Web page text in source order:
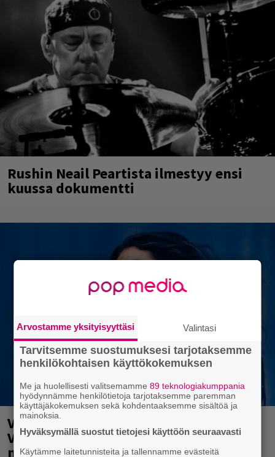
Rushin Neail Peartista ilmestyy ensi
kuussa dokumentti
Valtava Yle 100 vuotta -tapahtuma
Veikkaus Arenalla syyskuussa – muista
myös metalliklassikot-konsertti
Arvostamme yksityisyyttäsi Valintasi
Tarvitsemme suostumuksesi tarjotaksemme
henkilökohtaisen käyttökokemuksen
Me ja huolellisesti valitsemamme89 teknologiakumppania
hyödynnämme henkilötietoja tarjotaksemme paremman
käyttäjäkokemuksen sekä kohdentaaksemme sisältöä ja
mainoksia.
Hyväksymällä suostut tietojesi käyttöön seuraavasti
Käytämme laitetunnisteita ja tallennamme evästeitä